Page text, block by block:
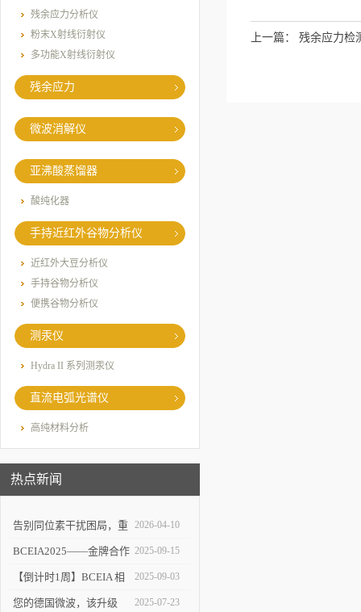
残余应力分析仪
粉末X射线衍射仪
多功能X射线衍射仪
残余应力
微波消解仪
亚沸酸蒸馏器
酸纯化器
手持近红外谷物分析仪
近红外大豆分析仪
手持谷物分析仪
便携谷物分析仪
测汞仪
Hydra II 系列测汞仪
直流电弧光谱仪
高纯材料分析
热点新闻
告别同位素干扰困局，重
塑 ICP-MS 分析新境界！
2026-04-10
BCEIA2025——金牌合作
伙伴的见证
2025-09-15
【倒计时1周】BCEIA 相
约利曼 不见不散 9.10-12
2025-09-03
您的德国微波，该升级 2025-07-23
上一篇： 残余应力检